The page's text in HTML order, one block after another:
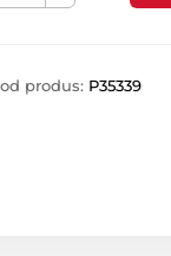
produs: P35339